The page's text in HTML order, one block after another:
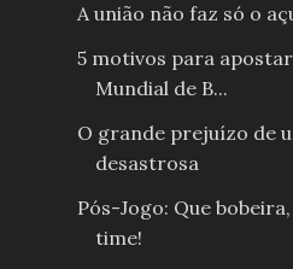
A união não faz só o
5 motivos para
Mundial de B...
O grande prejuízo de
desastrosa
Pós-Jogo: Que
time!